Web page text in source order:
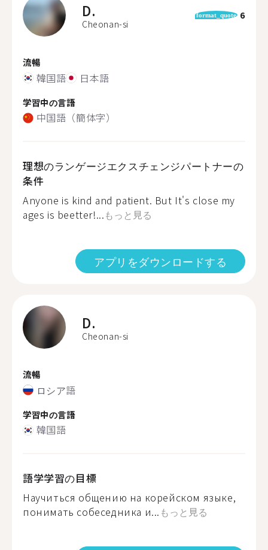
D.
Cheonan-si
format_quote 6
流暢
韓国語 日本語
学習中の言語
中国語（簡体字）
理想のランゲージエクスチェンジパートナーの
条件
Anyone is kind and patient. But It's close my
ages is beetter!...もっと見る
アプリをダウンロードする
D.
Cheonan-si
流暢
ロシア語
学習中の言語
韓国語
語学学習の目標
Научиться общению на корейском языке,
понимать собеседника и... もっと見る